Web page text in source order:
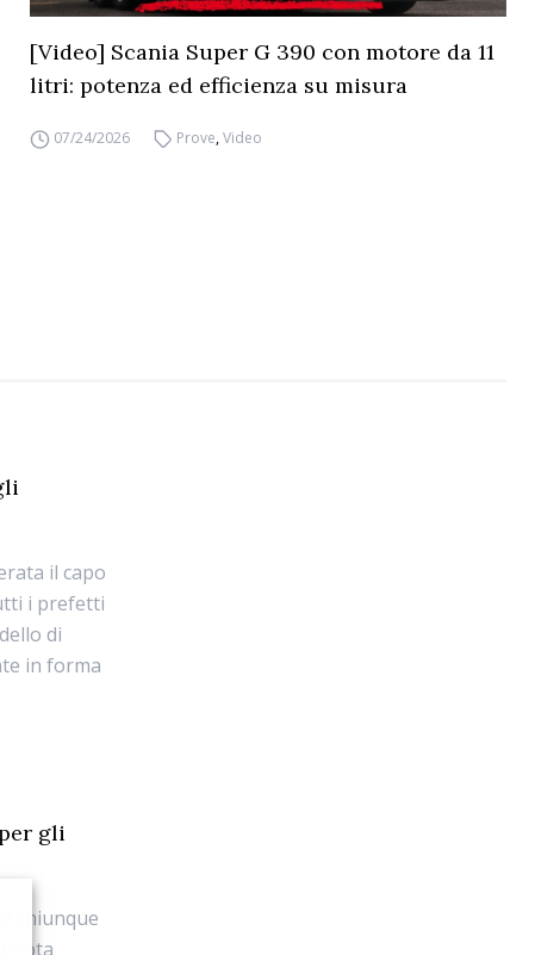
[Video] Scania Super G 390 con motore da 11
litri: potenza ed efficienza su misura
07/24/2026 Prove,Video
il capo
i prefetti
di
in forma
gli
chiunque
nota